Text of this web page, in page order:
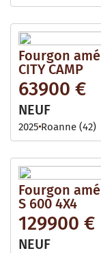
Fourgon
CITY CAMP
63900 €
NEUF
2025 Roanne (42)
Fourgon
S 600 4X4
129900 €
NEUF